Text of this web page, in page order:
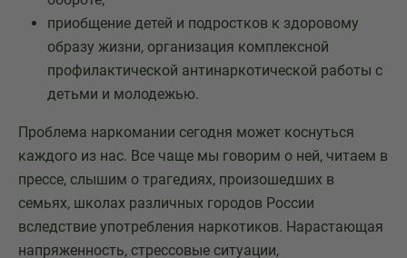
приобщение детей и подростков к здоровому
образу жизни, организация комплексной
профилактической антинаркотической работы с
детьми и молодежью.
Проблема наркомании сегодня может коснуться
каждого из нас. Все чаще мы говорим о ней, читаем в
прессе, слышим о трагедиях, произошедших в
семьях, школах различных городов России
вследствие употребления наркотиков. Нарастающая
напряженность, стрессовые ситуации,